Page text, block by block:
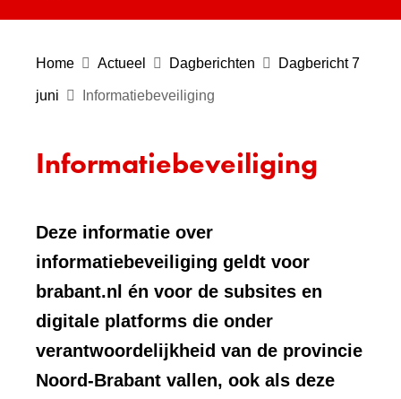
Home Actueel Dagberichten Dagbericht 7
juni Informatiebeveiliging
Informatiebeveiliging
Deze informatie over
informatiebeveiliging geldt voor
brabant.nl én voor de subsites en
digitale platforms die onder
verantwoordelijkheid van de provincie
Noord-Brabant vallen, ook als deze